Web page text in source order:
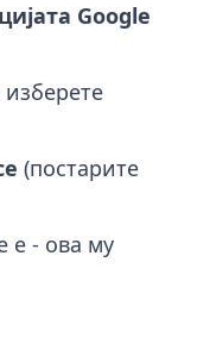
Google
(постарите
е - ова му